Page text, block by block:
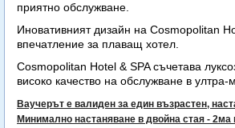
приятно обслужване.
Иновативният дизайн на Cosmopolitan
впечатление за плаващ хотел.
Cosmopolitan Hotel & SPA съчетава
високо качество на обслужване в ултра-
Ваучерът е валиден за един възрастен,
Минимално настаняване в двойна стая - 2ма